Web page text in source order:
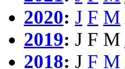
2020: J F M
2019: J F M
2018: J F M